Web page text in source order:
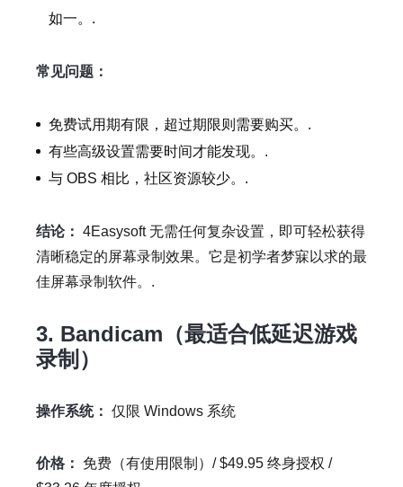
如一。.
常见问题：
免费试用期有限，超过期限则需要购买。.
有些高级设置需要时间才能发现。.
与 OBS 相比，社区资源较少。.
结论： 4Easysoft 无需任何复杂设置，即可轻松获得
清晰稳定的屏幕录制效果。它是初学者梦寐以求的最
佳屏幕录制软件。.
3. Bandicam（最适合低延迟游戏
录制）
操作系统： 仅限 Windows 系统
价格：
免费（有使用限制）/ $49.95 终身授权 /